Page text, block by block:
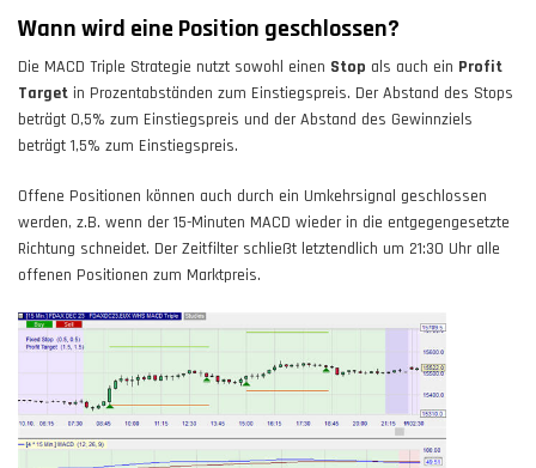
Wann wird eine Position geschlossen?
Die MACD Triple Strategie nutzt sowohl einen Stop als auch ein Profit
Target in Prozentabständen zum Einstiegspreis. Der Abstand des Stops
beträgt 0,5% zum Einstiegspreis und der Abstand des Gewinnziels
beträgt 1,5% zum Einstiegspreis.
Offene Positionen können auch durch ein Umkehrsignal geschlossen
werden, z.B. wenn der 15-Minuten MACD wieder in die entgegengesetzte
Richtung schneidet. DerZeitfilterschließt letztendlich um 21:30 Uhr alle
offenen Positionen zum Marktpreis.